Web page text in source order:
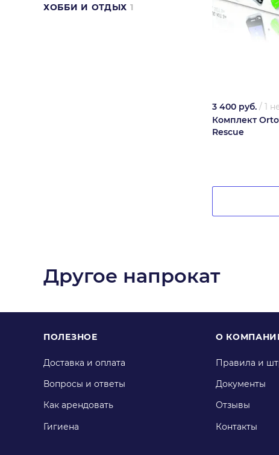
ХОББИ И ОТДЫХ 1
3 400 руб. / 1
Комплект
Rescue
Другое напрокат
ПОЛЕЗНОЕ
Доставка и оплата
Вопросы и ответы
Как арендовать
Гигиена
О
Правила и
Документы
Отзывы
Контакты